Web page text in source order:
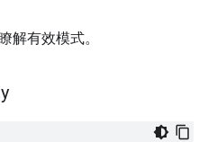
解有效模式。